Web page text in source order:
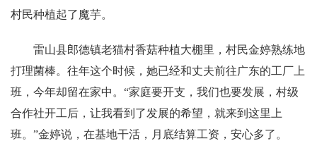
村民种植起了魔芋。
雷山县郎德镇老猫村香菇种植大棚里，村民金婷熟练地
打理菌棒。往年这个时候，她已经和丈夫前往广东的工厂上
班，今年却留在家中。“家庭要开支，我们也要发展，村级
合作社开工后，让我看到了发展的希望，就来到这里上
班。”金婷说，在基地干活，月底结算工资，安心多了。